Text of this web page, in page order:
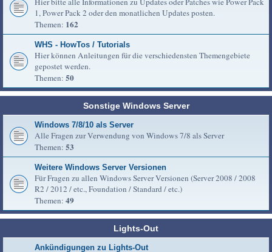
1, Power Pack 2 oder den monatlichen Updates posten.
Themen: 162
WHS - HowTos / Tutorials
Hier können Anleitungen für die verschiedensten Themengebiete
gepostet werden.
Themen: 50
Sonstige Windows Server
Windows 7/8/10 als Server
Alle Fragen zur Verwendung von Windows 7/8 als Server
Themen: 53
Weitere Windows Server Versionen
Für Fragen zu allen Windows Server Versionen (Server 2008 / 2008
R2 / 2012 / etc., Foundation / Standard / etc.)
Themen: 49
Lights-Out
Ankündigungen zu Lights-Out